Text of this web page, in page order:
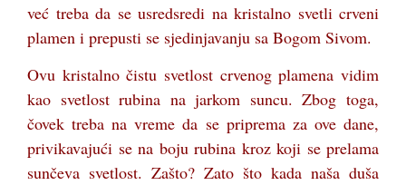
već treba da se usredsredi na kristalno svetli crveni
plamen i prepusti se sjedinjavanju sa Bogom Sivom.
Ovu kristalno čistu svetlost crvenog plamena vidim
kao svetlost rubina na jarkom suncu. Zbog toga,
čovek treba na vreme da se priprema za ove dane,
privikavajući se na boju rubina kroz koji se prelama
sunčeva svetlost. Zašto? Zato što kada naša duša